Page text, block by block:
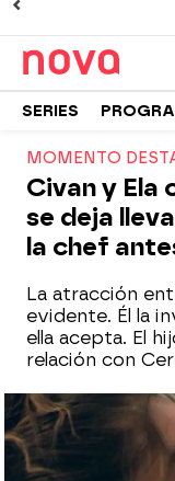
SERIES
MOMENTO
Civan y Ela
se deja
la chef
La atracción
evidente. Él la
ella acepta. El
relación con